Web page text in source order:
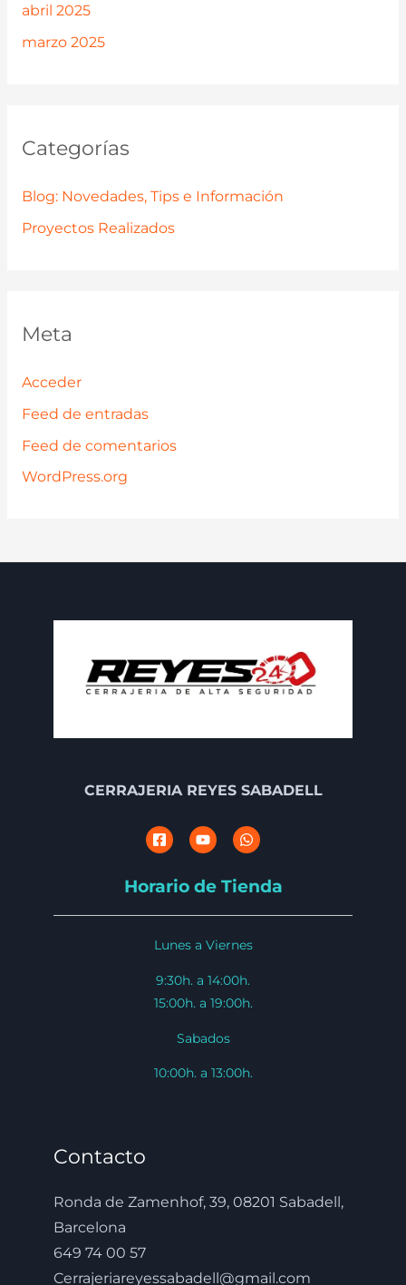
abril 2025
marzo 2025
Categorías
Blog: Novedades, Tips e Información
Proyectos Realizados
Meta
Acceder
Feed de entradas
Feed de comentarios
WordPress.org
CERRAJERIA REYES SABADELL
Horario de Tienda
Lunes a Viernes
9:30h. a 14:00h.
15:00h. a 19:00h.
Sabados
10:00h. a 13:00h.
Contacto
Ronda de Zamenhof, 39, 08201 Sabadell,
Barcelona
649 74 00 57
Cerrajeriareyessabadell@gmail.com